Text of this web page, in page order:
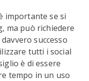
importante se si
ma può richiedere
successo
tutti i social
è di essere
tempo in un uso